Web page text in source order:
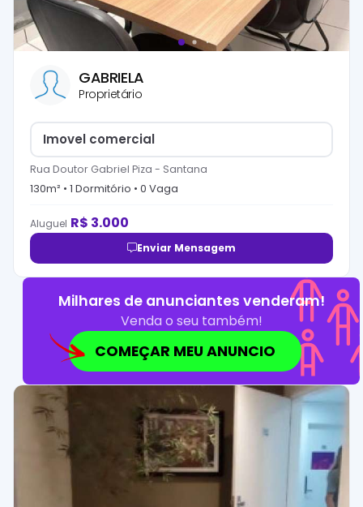
GABRIELA
Proprietário
Imovel comercial
Rua Doutor Gabriel Piza - Santana
130m² • 1 Dormitório • 0 Vaga
Aluguel R$ 3.000
Enviar Mensagem
Milhares de anunciantes venderam!
Venda o seu também!
COMEÇAR MEU ANUNCIO